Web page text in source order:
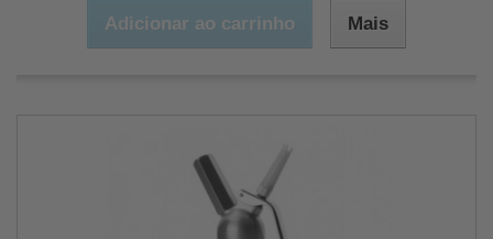
Adicionar ao carrinho Mais